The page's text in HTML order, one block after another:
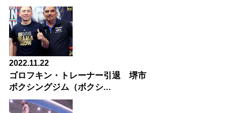
2022.11.22
ゴロフキン・トレーナー引退 堺市
ボクシングジム（ボクシ...